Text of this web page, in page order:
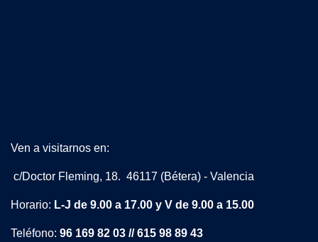
Ven a visitarnos en:
c/Doctor Fleming, 18. 46117 (Bétera) - Valencia
Horario: L-J de 9.00 a 17.00 y V de 9.00 a 15.00
Teléfono: 96 169 82 03 // 615 98 89 43